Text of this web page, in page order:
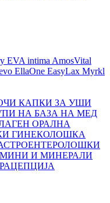
EVA intima AmosVital
EllaOne EasyLax Myrkl
КАПКИ ЗА УШИ
НА БАЗА НА МЕД
ОРАЛНА
ГИНЕКОЛОШКА
И МИНЕРАЛИ